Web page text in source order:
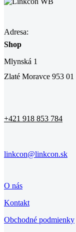
Adresa:
Shop
Mlynská 1
Zlaté Moravce 953 01
+421 918 853 784
linkcon@linkcon.sk
O nás
Kontakt
Obchodné podmienky